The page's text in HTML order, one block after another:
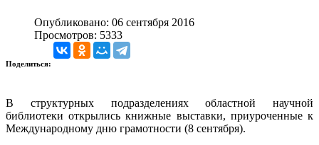
Опубликовано: 06 сентября 2016
Просмотров: 5333
Поделиться:
В структурных подразделениях областной научной
библиотеки открылись книжные выставки, приуроченные к
Международному дню грамотности (8 сентября).